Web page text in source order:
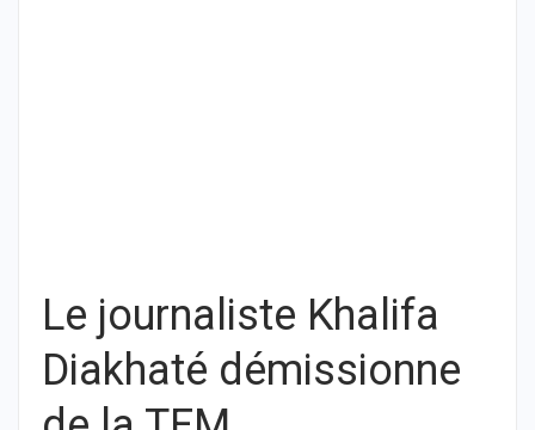
Le journaliste Khalifa
Diakhaté démissionne